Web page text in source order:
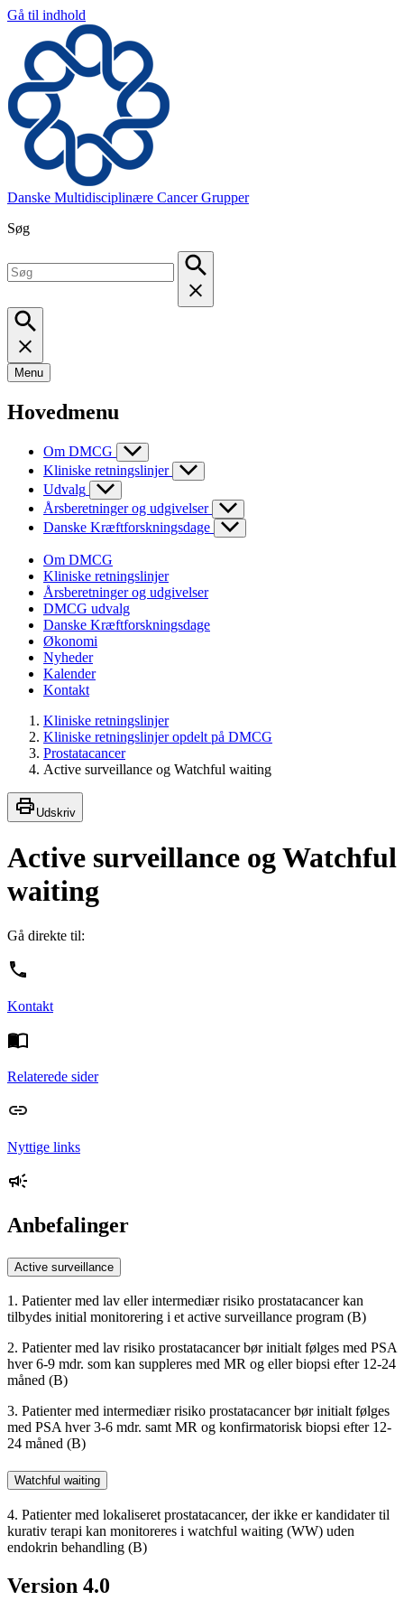
Gå til indhold
Danske Multidisciplinære Cancer Grupper
Søg
Menu
Hovedmenu
Om DMCG
Kliniske retningslinjer
Udvalg
Årsberetninger og udgivelser
Danske Kræftforskningsdage
Om DMCG
Kliniske retningslinjer
Årsberetninger og udgivelser
DMCG udvalg
Danske Kræftforskningsdage
Økonomi
Nyheder
Kalender
Kontakt
Kliniske retningslinjer
Kliniske retningslinjer opdelt på DMCG
Prostatacancer
Active surveillance og Watchful waiting
Udskriv
Active surveillance og Watchful
waiting
Gå direkte til:
Kontakt
Relaterede sider
Nyttige links
Anbefalinger
Active surveillance
1. Patienter med lav eller intermediær risiko prostatacancer kan
tilbydes initial monitorering i et active surveillance program (B)
2. Patienter med lav risiko prostatacancer bør initialt følges med PSA
hver 6-9 mdr. som kan suppleres med MR og eller biopsi efter 12-24
måned (B)
3. Patienter med intermediær risiko prostatacancer bør initialt følges
med PSA hver 3-6 mdr. samt MR og konfirmatorisk biopsi efter 12-
24 måned (B)
Watchful waiting
4. Patienter med lokaliseret prostatacancer, der ikke er kandidater til
kurativ terapi kan monitoreres i watchful waiting (WW) uden
endokrin behandling (B)
Version 4.0